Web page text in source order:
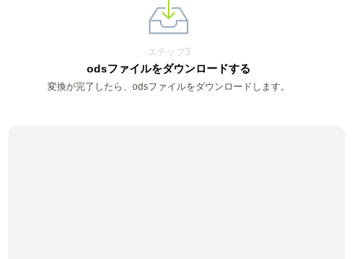
ステップ3
odsファイルをダウンロードする
変換が完了したら、odsファイルをダウンロードします。